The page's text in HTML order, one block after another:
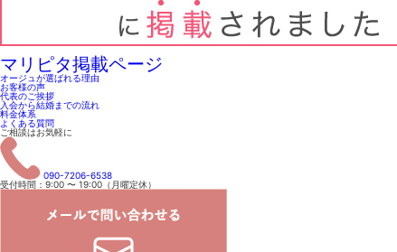
マリピタ掲載ページ
オージュが選ばれる理由
お客様の声
代表のご挨拶
入会から結婚までの流れ
料金体系
よくある質問
ご相談はお気軽に
090-7206-6538
受付時間：9:00 〜 19:00（月曜定休）